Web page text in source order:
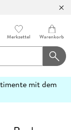
Merkzettel Warenkorb
mit dem